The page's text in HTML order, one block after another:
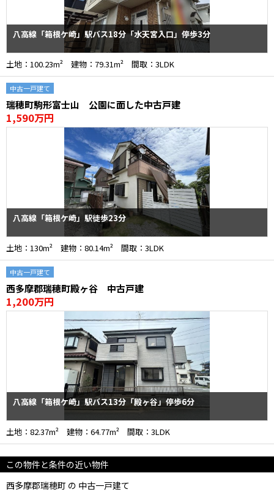
八高線「箱根ケ崎」駅バス18分「水天宮入口」停歩3分
土地：100.23m² 建物：79.31m² 間取：3LDK
中古一戸建て
瑞穂町駒形富士山 公園に面した中古戸建
1,590万円
八高線「箱根ケ崎」駅徒歩23分
土地：130m² 建物：80.14m² 間取：3LDK
中古一戸建て
西多摩郡瑞穂町殿ヶ谷 中古戸建
1,200万円
八高線「箱根ケ崎」駅バス13分「殿ヶ谷」停歩6分
土地：82.37m² 建物：64.77m² 間取：3LDK
この物件と条件の近い物件
西多摩郡瑞穂町 の 中古一戸建て